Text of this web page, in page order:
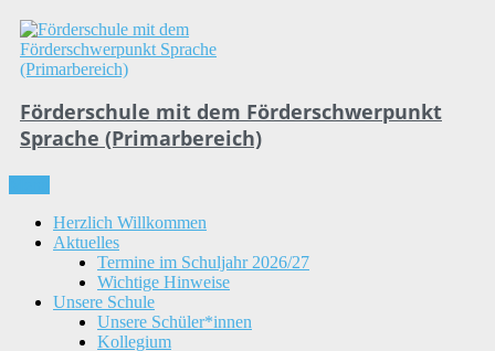
Skip
to
content
Förderschule mit dem Förderschwerpunkt
Sprache (Primarbereich)
Herzlich Willkommen
Aktuelles
Termine im Schuljahr 2026/27
Wichtige Hinweise
Unsere Schule
Unsere Schüler*innen
Kollegium